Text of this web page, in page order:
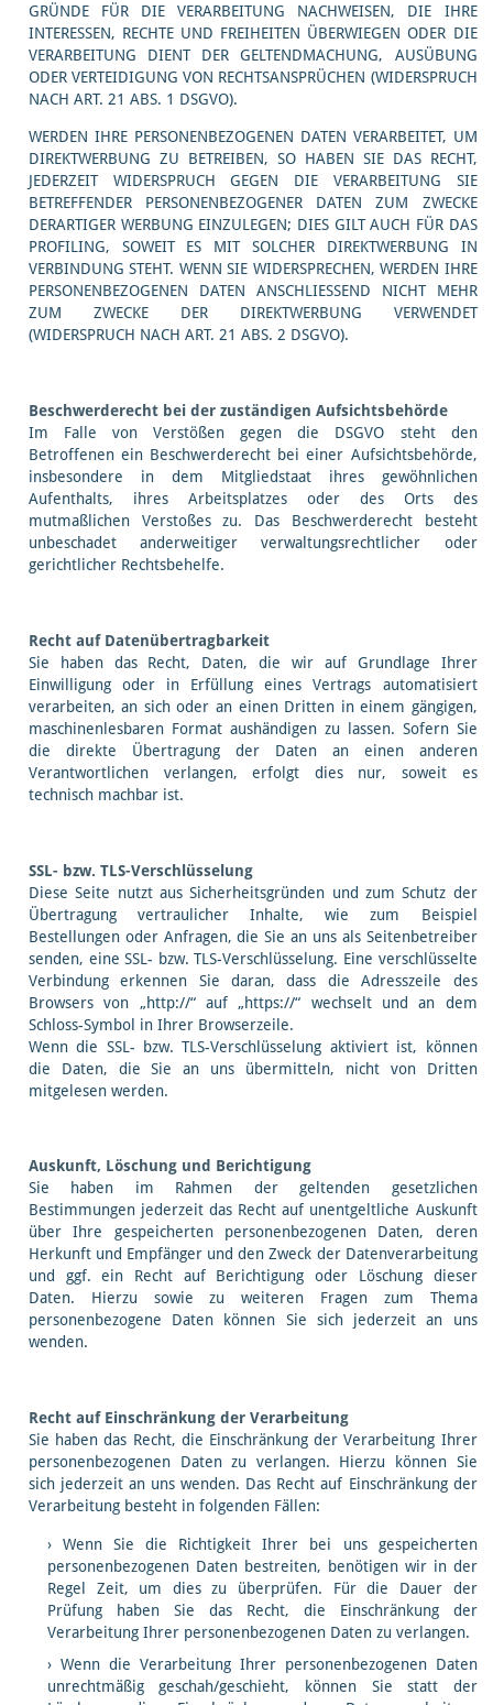
GRÜNDE FÜR DIE VERARBEITUNG NACHWEISEN, DIE IHRE
INTERESSEN, RECHTE UND FREIHEITEN ÜBERWIEGEN ODER DIE
VERARBEITUNG DIENT DER GELTENDMACHUNG, AUSÜBUNG
ODER VERTEIDIGUNG VON RECHTSANSPRÜCHEN (WIDERSPRUCH
NACH ART. 21 ABS. 1 DSGVO).
WERDEN IHRE PERSONENBEZOGENEN DATEN VERARBEITET, UM
DIREKTWERBUNG ZU BETREIBEN, SO HABEN SIE DAS RECHT,
JEDERZEIT WIDERSPRUCH GEGEN DIE VERARBEITUNG SIE
BETREFFENDER PERSONENBEZOGENER DATEN ZUM ZWECKE
DERARTIGER WERBUNG EINZULEGEN; DIES GILT AUCH FÜR DAS
PROFILING, SOWEIT ES MIT SOLCHER DIREKTWERBUNG IN
VERBINDUNG STEHT. WENN SIE WIDERSPRECHEN, WERDEN IHRE
PERSONENBEZOGENEN DATEN ANSCHLIESSEND NICHT MEHR
ZUM ZWECKE DER DIREKTWERBUNG VERWENDET
(WIDERSPRUCH NACH ART. 21 ABS. 2 DSGVO).
Beschwerde­recht bei der zuständigen Aufsichts­behörde
Im Falle von Verstößen gegen die DSGVO steht den
Betroffenen ein Beschwerderecht bei einer Aufsichtsbehörde,
insbesondere in dem Mitgliedstaat ihres gewöhnlichen
Aufenthalts, ihres Arbeitsplatzes oder des Orts des
mutmaßlichen Verstoßes zu. Das Beschwerderecht besteht
unbeschadet anderweitiger verwaltungsrechtlicher oder
gerichtlicher Rechtsbehelfe.
Recht auf Daten­übertrag­barkeit
Sie haben das Recht, Daten, die wir auf Grundlage Ihrer
Einwilligung oder in Erfüllung eines Vertrags automatisiert
verarbeiten, an sich oder an einen Dritten in einem gängigen,
maschinenlesbaren Format aushändigen zu lassen. Sofern Sie
die direkte Übertragung der Daten an einen anderen
Verantwortlichen verlangen, erfolgt dies nur, soweit es
technisch machbar ist.
SSL- bzw. TLS-Verschlüsselung
Diese Seite nutzt aus Sicherheitsgründen und zum Schutz der
Übertragung vertraulicher Inhalte, wie zum Beispiel
Bestellungen oder Anfragen, die Sie an uns als Seitenbetreiber
senden, eine SSL- bzw. TLS-Verschlüsselung. Eine verschlüsselte
Verbindung erkennen Sie daran, dass die Adresszeile des
Browsers von „http://“ auf „https://“ wechselt und an dem
Schloss-Symbol in Ihrer Browserzeile.
Wenn die SSL- bzw. TLS-Verschlüsselung aktiviert ist, können
die Daten, die Sie an uns übermitteln, nicht von Dritten
mitgelesen werden.
Auskunft, Löschung und Berichtigung
Sie haben im Rahmen der geltenden gesetzlichen
Bestimmungen jederzeit das Recht auf unentgeltliche Auskunft
über Ihre gespeicherten personenbezogenen Daten, deren
Herkunft und Empfänger und den Zweck der Datenverarbeitung
und ggf. ein Recht auf Berichtigung oder Löschung dieser
Daten. Hierzu sowie zu weiteren Fragen zum Thema
personenbezogene Daten können Sie sich jederzeit an uns
wenden.
Recht auf Einschränkung der Verarbeitung
Sie haben das Recht, die Einschränkung der Verarbeitung Ihrer
personenbezogenen Daten zu verlangen. Hierzu können Sie
sich jederzeit an uns wenden. Das Recht auf Einschränkung der
Verarbeitung besteht in folgenden Fällen:
Wenn Sie die Richtigkeit Ihrer bei uns gespeicherten
personenbezogenen Daten bestreiten, benötigen wir in der
Regel Zeit, um dies zu überprüfen. Für die Dauer der
Prüfung haben Sie das Recht, die Einschränkung der
Verarbeitung Ihrer personenbezogenen Daten zu verlangen.
Wenn die Verarbeitung Ihrer personenbezogenen Daten
unrechtmäßig geschah/geschieht, können Sie statt der